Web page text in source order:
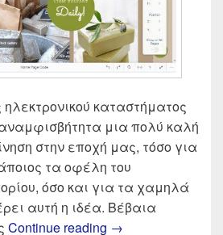
καταστήματος
μια πολύ καλή
στην εποχή μας, τόσο για
τα οφέλη του
όσο και για τα χαμηλά
αυτή η ιδέα. Βέβαια
Continue reading Κατασκευή
→